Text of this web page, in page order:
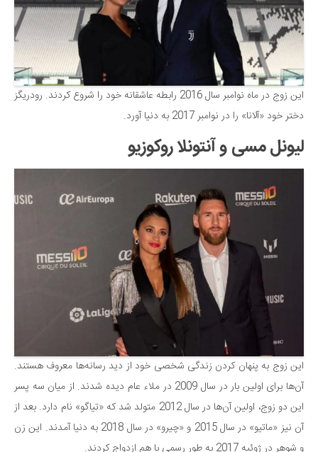
این زوج در ماه نوامبر سال 2016 رابطه عاشقانه خود را شروع کردند. رودریگز
دختر خود «آلانا» را در نوامبر 2017 به دنیا آورد.
لیونل مسی و آنتونلا روکوزیو
این زوج به پنهان کردن زندگی شخصی خود از دید رسانه‌ها معروف هستند.
آن‌ها برای اولین بار در سال 2009 در ملاء عام دیده شدند. از میان سه پسر
این دو زوج، اولین آن‌ها در سال 2012 متولد شد که «تیاگو» نام دارد. بعد از
آن نیز «ماتیو» در سال 2015 و «چیرو» در سال 2018 به دنیا آمدند. این زن
و شوهر در ژوئیه 2017 به طور رسمی با هم ازدواج کردند.